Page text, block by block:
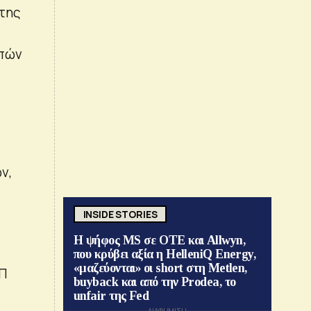
INSIDE STORIES
Η ψήφος MS σε ΟΤΕ και Allwyn,
που κρύβει αξία η HelleniQ Energy,
«μαζεύονται» οι short στη Metlen,
buyback και από την Prodea, το
unfair της Fed